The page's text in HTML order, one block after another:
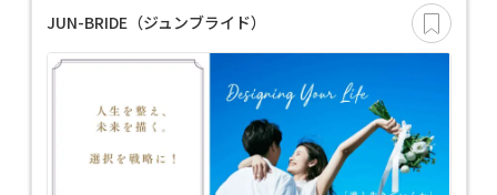
JUN-BRIDE（ジュンブライド）